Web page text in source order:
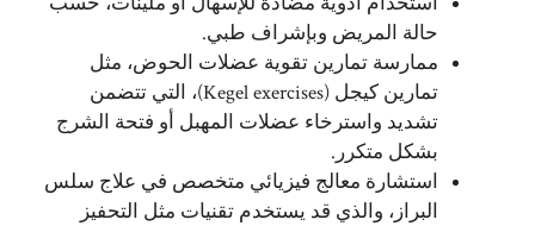
حالة المريض وبإشراف طبي.
ممارسة تمارين تقوية عضلات الحوض، مثل
تمارين كيجل (Kegel exercises)، التي تتضمن
تشديد واسترخاء عضلات المهبل أو فتحة الشرج
بشكل متكرر.
استشارة معالج فيزيائي متخصص في علاج سلس
البراز، والذي قد يستخدم تقنيات مثل التحفيز